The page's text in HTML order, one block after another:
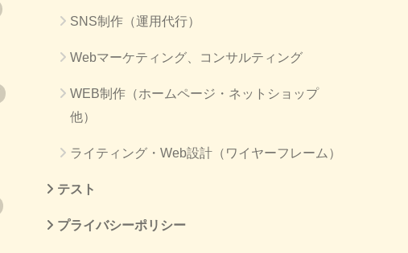
SNS制作（運用代行）
Webマーケティング、コンサルティング
WEB制作（ホームページ・ネットショップ
他）
ライティング・Web設計（ワイヤーフレーム）
テスト
プライバシーポリシー